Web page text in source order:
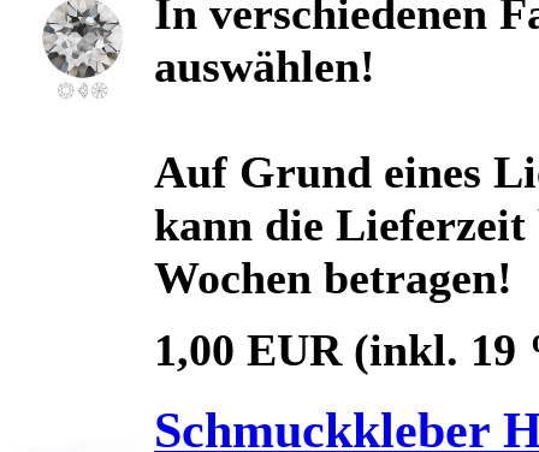
In verschiedenen
auswählen!
Auf Grund eines
kann die Lieferzeit
Wochen betragen!
1,00 EUR (inkl. 19
Schmuckkleber